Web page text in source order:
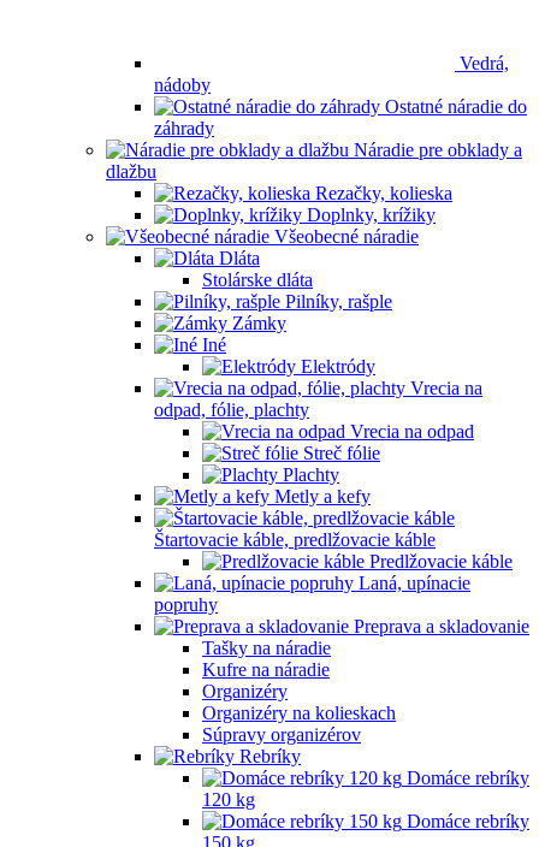
Vedrá,
nádoby
Ostatné náradie do
záhrady
Náradie pre obklady a
dlažbu
Rezačky, kolieska
Doplnky, krížiky
Všeobecné náradie
Dláta
Stolárske dláta
Pilníky, rašple
Zámky
Iné
Elektródy
Vrecia na
odpad, fólie, plachty
Vrecia na odpad
Streč fólie
Plachty
Metly a kefy
Štartovacie káble, predlžovacie káble
Predlžovacie káble
Laná, upínacie
popruhy
Preprava a skladovanie
Tašky na náradie
Kufre na náradie
Organizéry
Organizéry na kolieskach
Súpravy organizérov
Rebríky
Domáce rebríky
120 kg
Domáce rebríky